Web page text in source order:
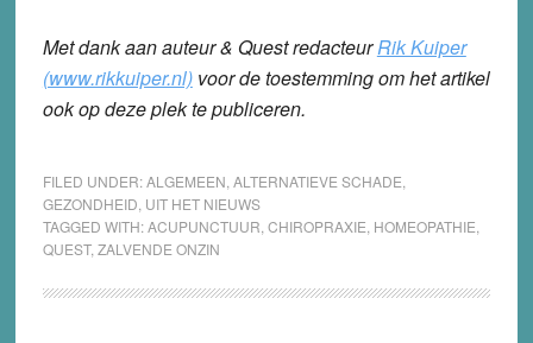
Met dank aan auteur & Quest redacteurRik Kuiper
(www.rikkuiper.nl) voor de toestemming om het artikel
ook op deze plek te publiceren.
FILED UNDER:ALGEMEEN ALTERNATIEVE SCHADE
GEZONDHEID UIT HET NIEUWS
TAGGED WITH:ACUPUNCTUUR CHIROPRAXIE HOMEOPATHIE
QUEST, ZALVENDE ONZIN